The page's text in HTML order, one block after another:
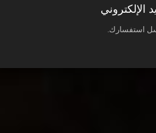
الإلكتروني
استفسارك.